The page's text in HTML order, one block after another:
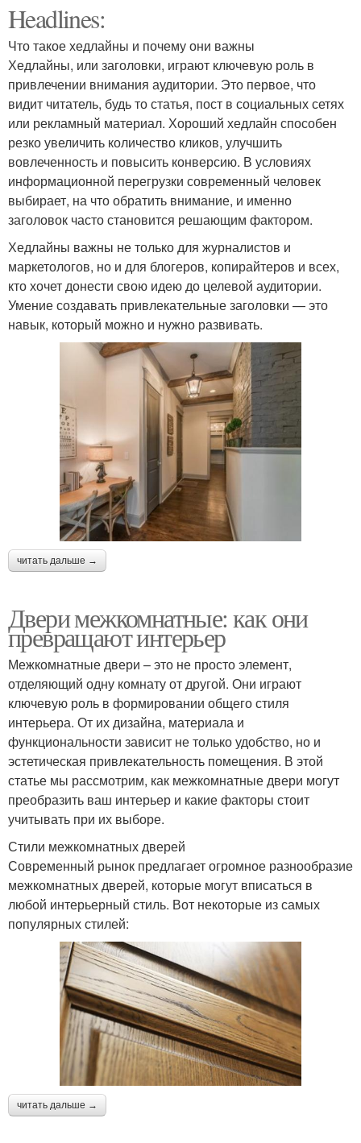
Headlines:
Что такое хедлайны и почему они важны
Хедлайны, или заголовки, играют ключевую роль в
привлечении внимания аудитории. Это первое, что
видит читатель, будь то статья, пост в социальных сетях
или рекламный материал. Хороший хедлайн способен
резко увеличить количество кликов, улучшить
вовлеченность и повысить конверсию. В условиях
информационной перегрузки современный человек
выбирает, на что обратить внимание, и именно
заголовок часто становится решающим фактором.
Хедлайны важны не только для журналистов и
маркетологов, но и для блогеров, копирайтеров и всех,
кто хочет донести свою идею до целевой аудитории.
Умение создавать привлекательные заголовки — это
навык, который можно и нужно развивать.
читать дальше →
Двери межкомнатные: как они
превращают интерьер
Межкомнатные двери – это не просто элемент,
отделяющий одну комнату от другой. Они играют
ключевую роль в формировании общего стиля
интерьера. От их дизайна, материала и
функциональности зависит не только удобство, но и
эстетическая привлекательность помещения. В этой
статье мы рассмотрим, как межкомнатные двери могут
преобразить ваш интерьер и какие факторы стоит
учитывать при их выборе.
Стили межкомнатных дверей
Современный рынок предлагает огромное разнообразие
межкомнатных дверей, которые могут вписаться в
любой интерьерный стиль. Вот некоторые из самых
популярных стилей:
читать дальше →